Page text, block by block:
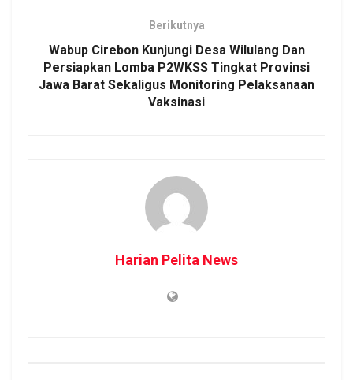
Berikutnya
Wabup Cirebon Kunjungi Desa Wilulang Dan
Persiapkan Lomba P2WKSS Tingkat Provinsi
Jawa Barat Sekaligus Monitoring Pelaksanaan
Vaksinasi
Harian Pelita News